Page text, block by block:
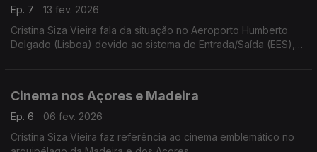
Ep. 7
13 fev. 2026
Cristina Siza Vieira fala da situação no Aeroporto Humberto
Delgado (Lisboa) devido ao sistema de Entrada/Saída (EES),
Cinema nos Açores e Madeira
Ep. 6
06 fev. 2026
Cristina Siza Vieira faz referência ao cinema emblemático no